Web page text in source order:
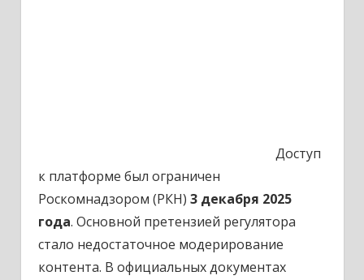
Доступ
к платформе был ограничен
Роскомнадзором (РКН) 3 декабря 2025
года. Основной претензией регулятора
стало недостаточное модерирование
контента. В официальных документах